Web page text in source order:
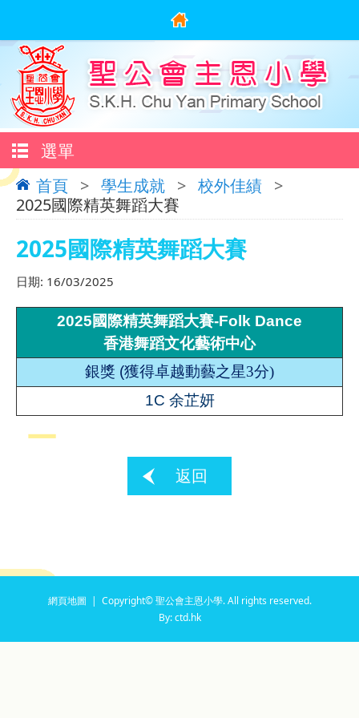
選單
首頁 > 學生成就 > 校外佳績 >
2025國際精英舞蹈大賽
2025國際精英舞蹈大賽
日期: 16/03/2025
2025國際精英舞蹈大賽-Folk Dance
香港舞蹈文化藝術中心
銀獎 (獲得卓越動藝之星3分)
1C 余芷妍
返回
網頁地圖 | Copyright© 聖公會主恩小學. All rights reserved.
By: ctd.hk